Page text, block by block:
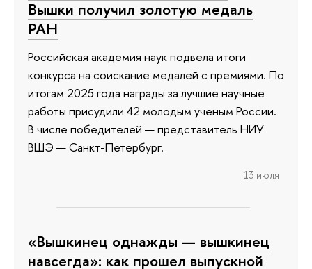
Вышки получил золотую медаль
РАН
Российская академия наук подвела итоги
конкурса на соискание медалей с премиями. По
итогам 2025 года награды за лучшие научные
работы присудили 42 молодым ученым России.
В числе победителей — представитель НИУ
ВШЭ — Санкт-Петербург.
13 июля
«Вышкинец однажды — вышкинец
навсегда»: как прошел выпускной